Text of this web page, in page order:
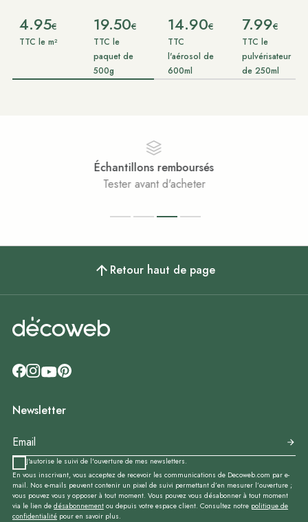
4.95€
TTC le m²
19.50€
TTC le
paquet de
500g
14.90€
TTC
l'aérosol de
600ml
7.99€
TTC le
pulvérisateur
de 250ml
Paiement sécurisé
Achats 100% sécurisés
Retour haut de page
Newsletter
J'autorise le suivi de l'ouverture de mes newsletters.
En vous inscrivant, vous acceptez de recevoir les communications de Decoweb.com par e-
mail. Nos e-mails peuvent contenir un pixel de suivi permettant d’en mesurer l’ouverture ;
vous pouvez vous y opposer à tout moment. Vous pouvez vous désabonner à tout moment
via le lien de désabonnement ou depuis votre espace client. Consultez notre politique de
confidentialité pour en savoir plus.